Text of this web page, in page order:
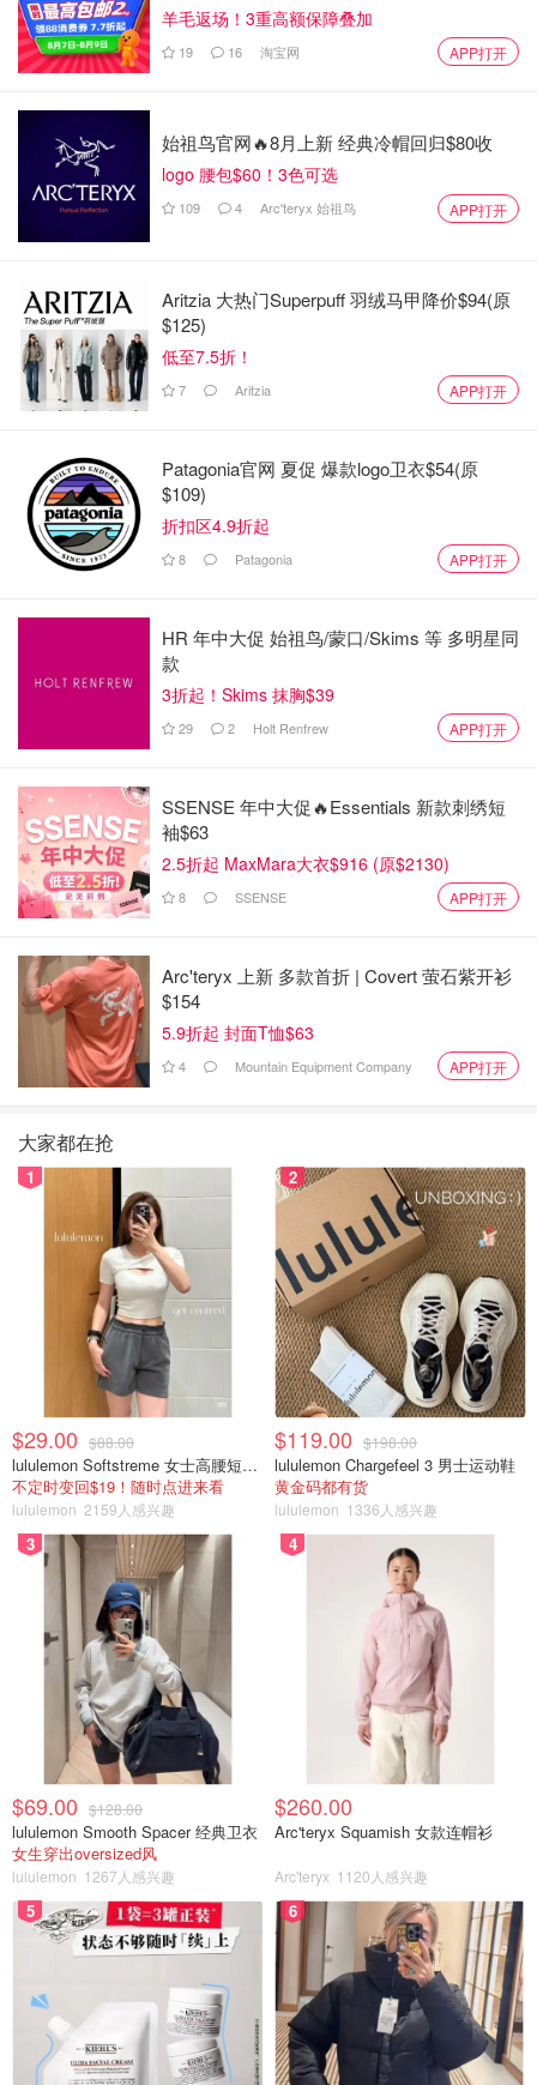
羊毛返场！3重高额保障叠加
19 16 淘宝网 APP打开
始祖鸟官网🔥8月上新 经典冷帽回归$80收
logo 腰包$60！3色可选
109 4 Arc'teryx 始祖鸟 APP打开
Aritzia 大热门Superpuff 羽绒马甲降价$94(原
$125)
低至7.5折！
7 Aritzia APP打开
Patagonia官网 夏促 爆款logo卫衣$54(原
$109)
折扣区4.9折起
8 Patagonia APP打开
HR 年中大促 始祖鸟/蒙口/Skims 等 多明星同
款
3折起！Skims 抹胸$39
29 2 Holt Renfrew APP打开
SSENSE 年中大促🔥Essentials 新款刺绣短
袖$63
2.5折起 MaxMara大衣$916 (原$2130)
8 SSENSE APP打开
Arc'teryx 上新 多款首折 | Covert 萤石紫开衫
$154
5.9折起 封面T恤$63
4 Mountain Equipment Company APP打开
大家都在抢
1
$29.00 $88.00
lululemon Softstreme 女士高腰短裤 10cm
不定时变回$19！随时点进来看
lululemon 2159人感兴趣
2
$119.00 $198.00
lululemon Chargefeel 3 男士运动鞋
黄金码都有货
lululemon 1336人感兴趣
3
$69.00 $128.00
lululemon Smooth Spacer 经典卫衣
女生穿出oversized风
lululemon 1267人感兴趣
4
$260.00
Arc'teryx Squamish 女款连帽衫
Arc'teryx 1120人感兴趣
5 6